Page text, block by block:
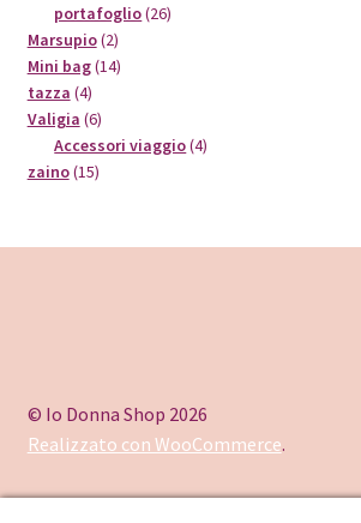
prodotti
portafoglio 2626
Marsupio 22
prodotti
Mini bag 1414
tazza 44
prodotti
Valigia 66
prodotti
Accessori viaggio 44
zaino 1515
© Io Donna Shop 2026
Realizzato con WooCommerce.